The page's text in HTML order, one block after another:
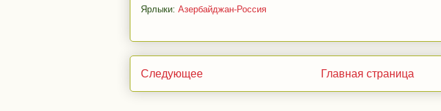
Ярлыки: Азербайджан-Россия
Следующее Главная страница